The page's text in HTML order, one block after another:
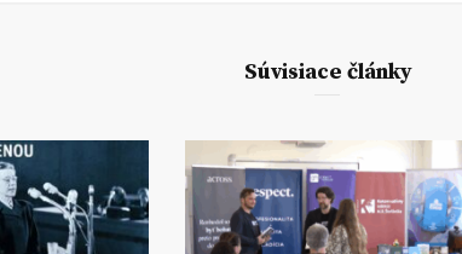
Súvisiace články